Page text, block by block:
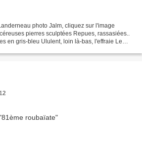
photo Jalm, cliquez sur l'image
pierres sculptées Repues, rassasiées..
en gris-bleu Ululent, loin là-bas, l'effraie Le